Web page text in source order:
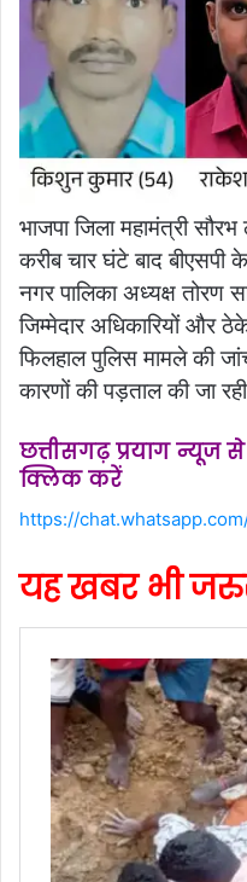
भाजपा जिला महामंत्री
करीब चार घंटे बाद बीएसपी
नगर पालिका अध्यक्ष तोरण
जिम्मेदार अधिकारियों और
फिलहाल पुलिस मामले की
कारणों की पड़ताल की जा
छत्तीसगढ़ प्रयाग
क्लिक करें
https://
यह खबर भी